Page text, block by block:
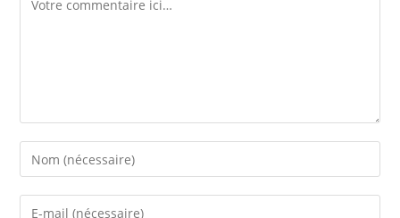
Enter
your
name
Enter